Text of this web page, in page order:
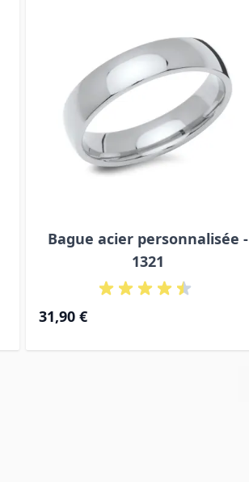
Bague acier personnalisée -
1321
À partir de
31,90 €